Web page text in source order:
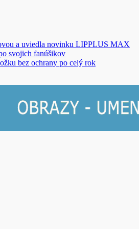
a uviedla novinku LIPPLUS MAX
svojich fanúšikov
bez ochrany po celý rok